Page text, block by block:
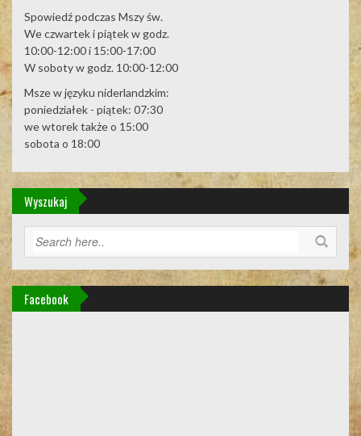
Spowiedź podczas Mszy św.
We czwartek i piątek w godz.
10:00-12:00 i 15:00-17:00
W soboty w godz. 10:00-12:00
Msze w języku niderlandzkim:
poniedziałek - piątek: 07:30
we wtorek także o 15:00
sobota o 18:00
Wyszukaj
Facebook